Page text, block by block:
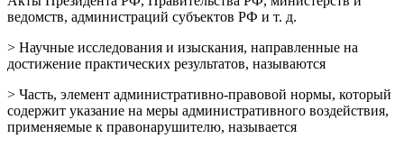
ведомств, администраций субъектов РФ и т. д.
> Научные исследования и изыскания, направленные на
достижение практических результатов, называются
> Часть, элемент административно-правовой нормы, который
содержит указание на меры административного воздействия,
применяемые к правонарушителю, называется